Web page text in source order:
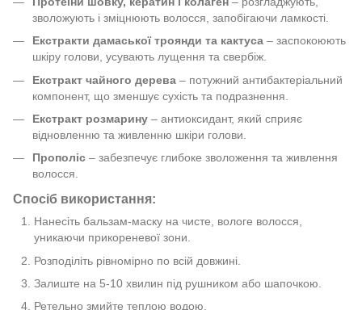
зволожують і зміцнюють волосся, запобігаючи ламкості.
Екстракти дамаської троянди та кактуса – заспокоюють
шкіру голови, усувають лущення та свербіж.
Екстракт чайного дерева – потужний антибактеріальний
компонент, що зменшує сухість та подразнення.
Екстракт розмарину – антиоксидант, який сприяє
відновленню та живленню шкіри голови.
Прополіс – забезпечує глибоке зволоження та живлення
волосся.
Спосіб використання:
Нанесіть бальзам-маску на чисте, вологе волосся,
уникаючи прикореневої зони.
Розподіліть рівномірно по всій довжині.
Залиште на 5-10 хвилин під рушником або шапочкою.
Ретельно змийте теплою водою.